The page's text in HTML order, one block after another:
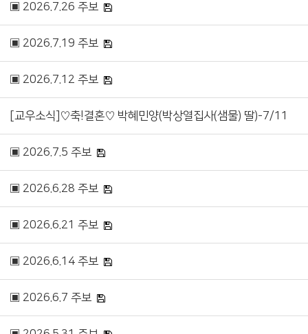
▣ 2026.7.26 주보
▣ 2026.7.19 주보
▣ 2026.7.12 주보
[교우소식]♡축!결혼♡ 박혜민양(박상열집사(샘물) 딸)-7/11
▣ 2026.7.5 주보
▣ 2026.6.28 주보
▣ 2026.6.21 주보
▣ 2026.6.14 주보
▣ 2026.6.7 주보